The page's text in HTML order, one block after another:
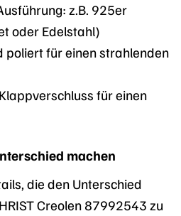
z.B. 925er
oder Edelstahl)
poliert für einen strahlenden
für einen
machen
die den Unterschied
Creolen 87992543 zu